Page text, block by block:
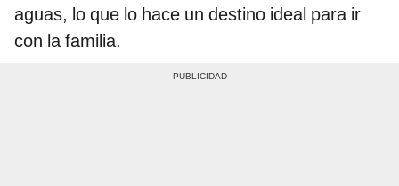
aguas, lo que lo hace un destino ideal para ir
con la familia.